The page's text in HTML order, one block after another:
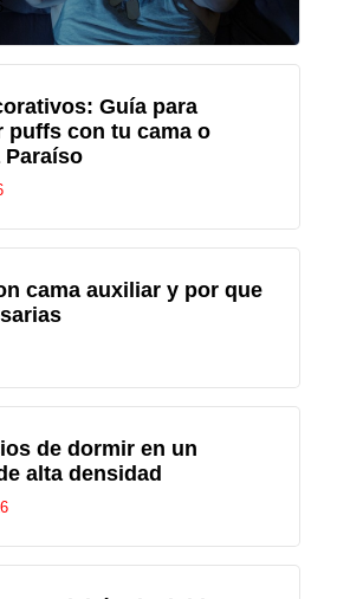
Guía para
puffs con tu cama o
Paraíso
cama auxiliar y por que
de dormir en un
alta densidad